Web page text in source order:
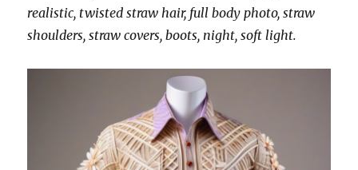
realistic, twisted straw hair, full body photo, straw
shoulders, straw covers, boots, night, soft light.